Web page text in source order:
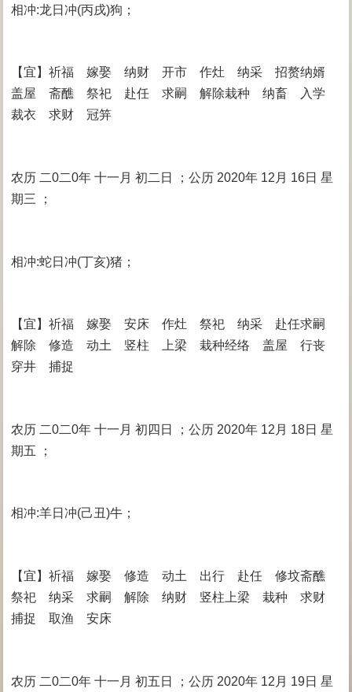
相冲:龙日冲(丙戌)狗；
【宜】祈福 嫁娶 纳财 开市 作灶 纳采 招赘纳婿
盖屋 斋醮 祭祀 赴任 求嗣 解除栽种 纳畜 入学
裁衣 求财 冠笄
农历 二0二0年 十一月 初二日 ；公历 2020年 12月 16日 星
期三 ；
相冲:蛇日冲(丁亥)猪；
【宜】祈福 嫁娶 安床 作灶 祭祀 纳采 赴任求嗣
解除 修造 动土 竖柱 上梁 栽种经络 盖屋 行丧
穿井 捕捉
农历 二0二0年 十一月 初四日 ；公历 2020年 12月 18日 星
期五 ；
相冲:羊日冲(己丑)牛；
【宜】祈福 嫁娶 修造 动土 出行 赴任 修坟斋醮
祭祀 纳采 求嗣 解除 纳财 竖柱上梁 栽种 求财
捕捉 取渔 安床
农历 二0二0年 十一月 初五日 ；公历 2020年 12月 19日 星